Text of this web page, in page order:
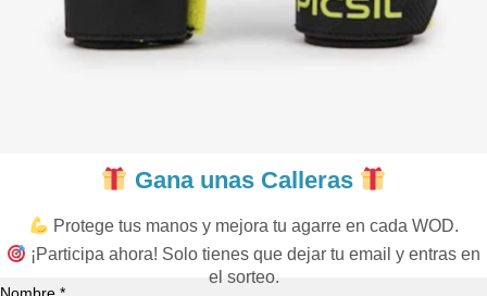
Gana unas Calleras
Protege tus manos y mejora tu agarre en cada WOD.
¡Participa ahora! Solo tienes que dejar tu email y entras en
el sorteo.